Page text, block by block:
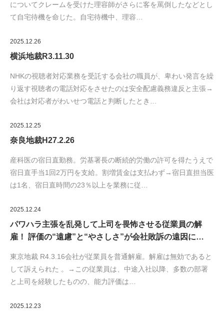
についてクレームを受けた理容師がさらに客を罵倒したなどとし
て自宅待機を命じた。自宅待機中、理容…
2025.12.26
横浜地裁R3.11.30
NHKの視聴者対応業務を受託する会社の職員が、卑わい発言を繰
り返す視聴者の電話対応をさせたのは安全配慮義務違反と主張→
会社は対応者がわいせつ電話と判断したとき…
2025.12.25
奈良地裁H27.2.26
産科医の宿日直勤務。労基署長の断続的労働の許可を得たうえで
宿日直手当1回2万円を支給。割増賃金は支払わず→宿日直担当医
は1名、宿日直時間の23％以上を業務に従…
2025.12.24
パワハラ主張を乱発して上司を畏怖させる従業員の解
雇！ 評価の“遠慮”と“やさしさ”が会社敗訴の遠因に…
東京地裁 R4.3.16会社が従業員を普通解雇。解雇は無効であると
して訴えられた 。→この従業員は、中途入社以降、多数の部署
と上司を経験したものの、能力評価は…
2025.12.23